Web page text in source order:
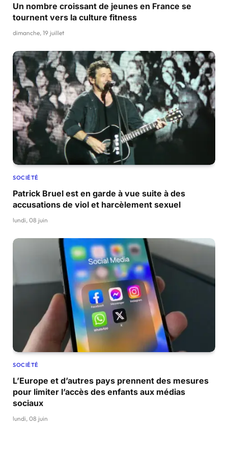
Un nombre croissant de jeunes en France se
tournent vers la culture fitness
dimanche, 19 juillet
SOCIÉTÉ
Patrick Bruel est en garde à vue suite à des
accusations de viol et harcèlement sexuel
lundi, 08 juin
SOCIÉTÉ
L’Europe et d’autres pays prennent des mesures
pour limiter l’accès des enfants aux médias
sociaux
lundi, 08 juin